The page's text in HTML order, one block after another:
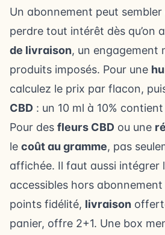
Un abonnement peut
perdre tout intérêt dès qu’on
de livraison, un engagement
produits imposés. Pour une
calculez le prix par flacon,
CBD : un 10 ml à 10%
Pour des fleurs CBD ou une
le coût au gramme, pas
affichée. Il faut aussi intégrer
accessibles hors abonnement
points fidélité, livraison
panier, offre 2+1. Une box